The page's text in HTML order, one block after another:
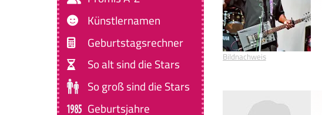
Künstlernamen
Geburtstagsrechner
So alt sind die Stars
So groß sind die Stars
Geburtsjahre
Bildnachweis